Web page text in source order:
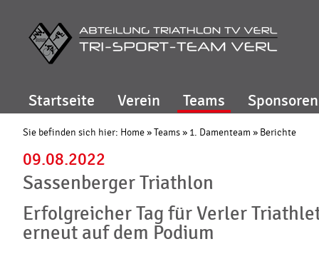
Startseite Verein Teams Sponsoren
Sie befinden sich hier: Home»Teams» 1. Damenteam » Berichte
09.08.2022
Sassenberger Triathlon
Erfolgreicher Tag für Verler
erneut auf dem Podium